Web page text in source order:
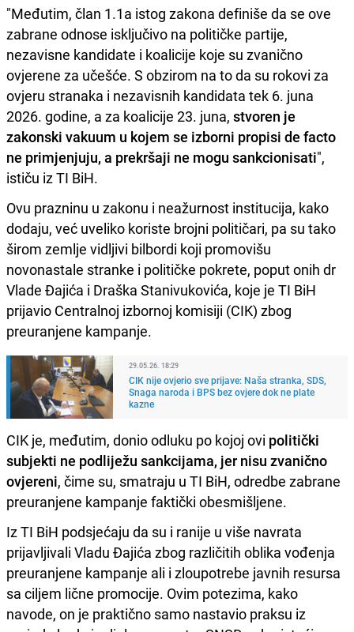
"Međutim, član 1.1a istog zakona definiše da se ove
zabrane odnose isključivo na političke partije,
nezavisne kandidate i koalicije koje su zvanično
ovjerene za učešće. S obzirom na to da su rokovi za
ovjeru stranaka i nezavisnih kandidata tek 6. juna
2026. godine, a za koalicije 23. juna, stvoren je
zakonski vakuum u kojem se izborni propisi de facto
ne primjenjuju, a prekršaji ne mogu sankcionisati",
ističu iz TI BiH.
Ovu prazninu u zakonu i neažurnost institucija, kako
dodaju, već uveliko koriste brojni političari, pa su tako
širom zemlje vidljivi bilbordi koji promovišu
novonastale stranke i političke pokrete, poput onih dr
Vlade Đajića i Draška Stanivukovića, koje je TI BiH
prijavio Centralnoj izbornoj komisiji (CIK) zbog
preuranjene kampanje.
29.05.26. 18:29
CIK nije ovjerio sve prijave: Naša stranka, SDS,
Snaga naroda i BPS bez ovjere dok ne plate
kazne
CIK je, međutim, donio odluku po kojoj ovi politički
subjekti ne podliježu sankcijama, jer nisu zvanično
ovjereni, čime su, smatraju u TI BiH, odredbe zabrane
preuranjene kampanje faktički obesmišljene.
Iz TI BiH podsjećaju da su i ranije u više navrata
prijavljivali Vladu Đajića zbog različitih oblika vođenja
preuranjene kampanje ali i zloupotrebe javnih resursa
sa ciljem lične promocije. Ovim potezima, kako
navode, on je praktično samo nastavio praksu iz